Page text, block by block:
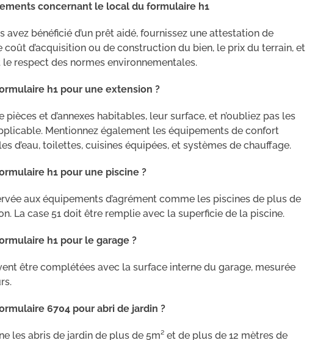
concernant le local du formulaire h1
avez bénéficié d’un prêt aidé, fournissez une attestation de
coût d’acquisition ou de construction du bien, le prix du terrain, et
respect des normes environnementales.
h1 pour une extension ?
et d’annexes habitables, leur surface, et n’oubliez pas les
Mentionnez également les équipements de confort
d’eau, toilettes, cuisines équipées, et systèmes de chauffage.
h1 pour une piscine ?
aux équipements d’agrément comme les piscines de plus de
La case 51 doit être remplie avec la superficie de la piscine.
h1 pour le garage ?
être complétées avec la surface interne du garage, mesurée
6704 pour abri de jardin ?
les abris de jardin de plus de 5m² et de plus de 12 mètres de